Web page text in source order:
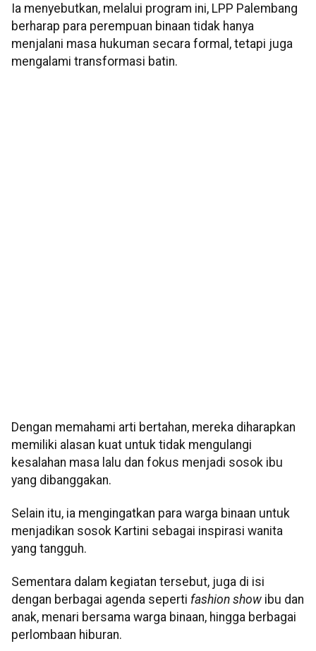
Ia menyebutkan, melalui program ini, LPP Palembang
berharap para perempuan binaan tidak hanya
menjalani masa hukuman secara formal, tetapi juga
mengalami transformasi batin.
Dengan memahami arti bertahan, mereka diharapkan
memiliki alasan kuat untuk tidak mengulangi
kesalahan masa lalu dan fokus menjadi sosok ibu
yang dibanggakan.
Selain itu, ia mengingatkan para warga binaan untuk
menjadikan sosok Kartini sebagai inspirasi wanita
yang tangguh.
Sementara dalam kegiatan tersebut, juga di isi
dengan berbagai agenda seperti fashion show ibu dan
anak, menari bersama warga binaan, hingga berbagai
perlombaan hiburan.